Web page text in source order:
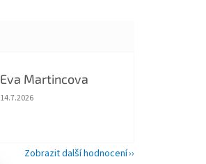
Eva Martincova
Hodnocení obchodu je 5 z 5 hvězdiček.
14.7.2026
Zobrazit další hodnocení